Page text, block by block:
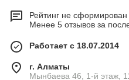
Рейтинг не сформирован
Менее 5 отзывов за
Работает с 18.07.2014
г. Алматы
Мынбаева 46, 1-й этаж,